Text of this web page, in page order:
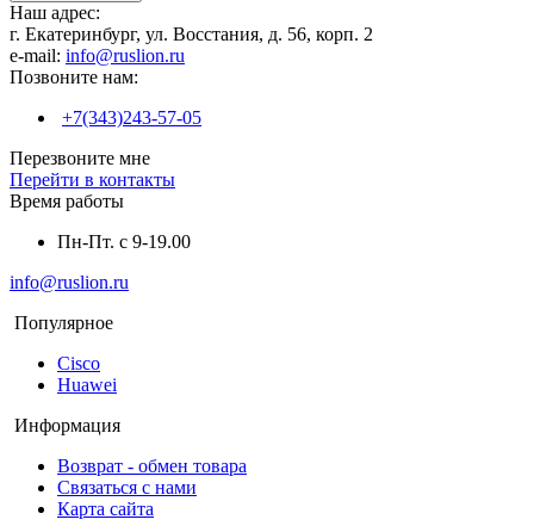
Наш адрес:
г. Екатеринбург, ул. Восстания, д. 56, корп. 2
e-mail: info@ruslion.ru
Позвоните нам:
+7(343)243-57-05
Перезвоните мне
Перейти в контакты
Время работы
Пн-Пт. с 9-19.00
info@ruslion.ru
Популярное
Cisco
Huawei
Информация
Возврат - обмен товара
Связаться с нами
Карта сайта